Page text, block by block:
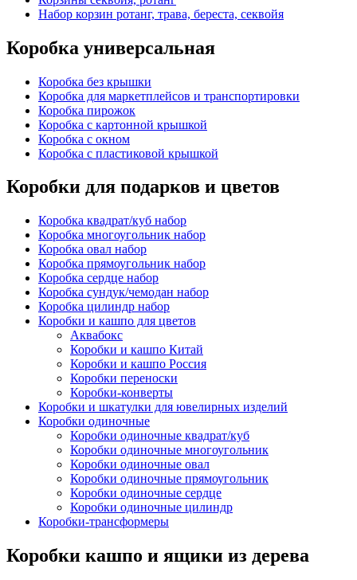
Набор корзин ротанг, трава, береста, секвойя
Коробка универсальная
Коробка без крышки
Коробка для маркетплейсов и транспортировки
Коробка пирожок
Коробка с картонной крышкой
Коробка с окном
Коробка с пластиковой крышкой
Коробки для подарков и цветов
Коробка квадрат/куб набор
Коробка многоугольник набор
Коробка овал набор
Коробка прямоугольник набор
Коробка сердце набор
Коробка сундук/чемодан набор
Коробка цилиндр набор
Коробки и кашпо для цветов
Аквабокс
Коробки и кашпо Китай
Коробки и кашпо Россия
Коробки переноски
Коробки-конверты
Коробки и шкатулки для ювелирных изделий
Коробки одиночные
Коробки одиночные квадрат/куб
Коробки одиночные многоугольник
Коробки одиночные овал
Коробки одиночные прямоугольник
Коробки одиночные сердце
Коробки одиночные цилиндр
Коробки-трансформеры
Коробки кашпо и ящики из дерева